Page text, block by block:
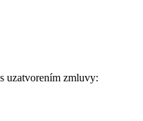
uzatvorením zmluvy: